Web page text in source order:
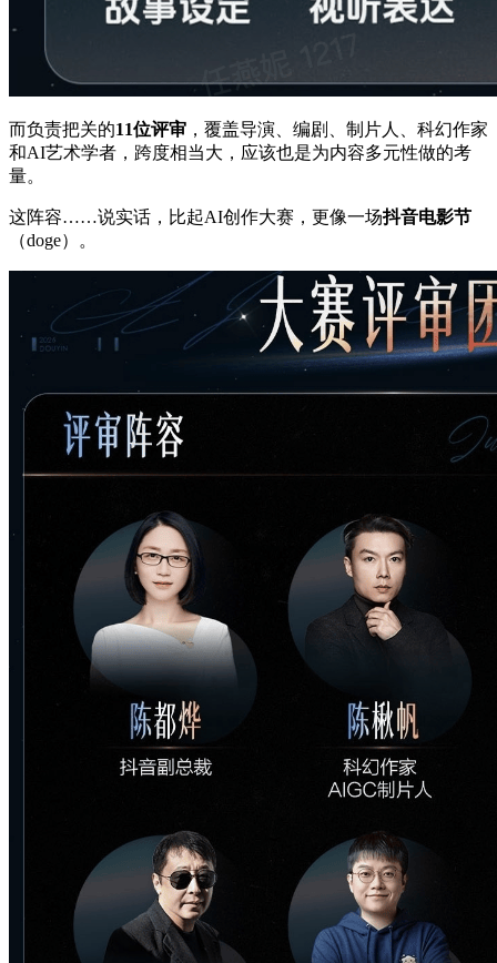
而负责把关的11位评审 ，覆盖导演、编剧、制片人、科幻作家
和AI艺术学者，跨度相当大，应该也是为内容多元性做的考
量。
这阵容……说实话，比起AI创作大赛，更像一场抖音电影节
（doge）。